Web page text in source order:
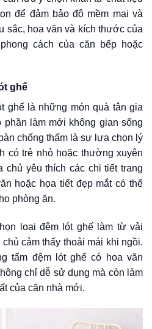
để đảm bảo độ mềm mại và
sắc, hoa văn và kích thước của
cách của căn bếp hoặc
ghế
ghế là những món quà tân gia
làm mới không gian sống
chống thấm là sự lựa chọn lý
có trẻ nhỏ hoặc thường xuyên
chủ yêu thích các chi tiết trang
hoặc họa tiết đẹp mắt có thể
phòng ăn.
loại đệm lót ghế làm từ vải
cảm thấy thoải mái khi ngồi.
tấm đệm lót ghế có hoa văn
chỉ dễ sử dụng mà còn làm
của căn nhà mới.